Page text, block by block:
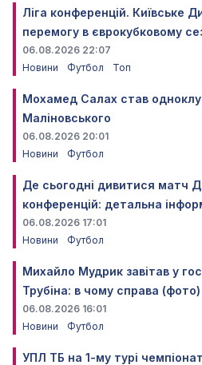
Ліга конференцій. Київське
перемогу в єврокубковому
06.08.2026 22:07
Новини
Футбол Топ
Мохамед Салах став
Маліновського
06.08.2026 20:01
Новини
Футбол
Де сьогодні дивитися матч
конференцій: детальна
06.08.2026 17:01
Новини
Футбол
Михайло Мудрик завітав у
Трубіна: в чому справа (фото)
06.08.2026 16:01
Новини
Футбол
УПЛ ТБ на 1-му турі